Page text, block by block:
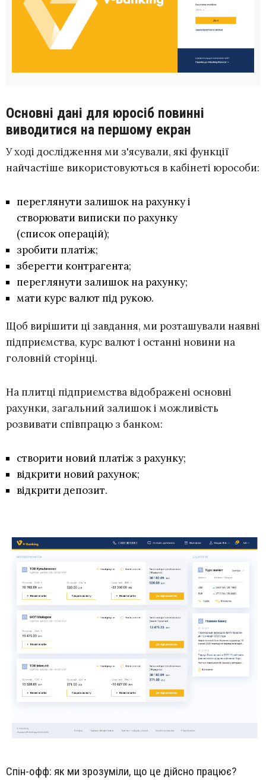
Основні дані для юросіб повинні
виводитися на першому екран
У ході дослідження ми з'ясували, які функції
найчастіше використовуються в кабінеті юрособи:
переглянути залишок на рахунку і
створювати виписки по рахунку
(список операцій);
зробити платіж;
зберегти контрагента;
переглянути залишок на рахунку;
мати курс валют під рукою.
Щоб вирішити ці завдання, ми розташували наявні
підприємства, курс валют і останні новини на
головній сторінці.
На плитці підприємства відображені основні
рахунки, загальний залишок і можливість
розвивати співпрацю з банком:
створити новий платіж з рахунку;
відкрити новий рахунок;
відкрити депозит.
Спін-офф: як ми зрозуміли, що це дійсно працює?